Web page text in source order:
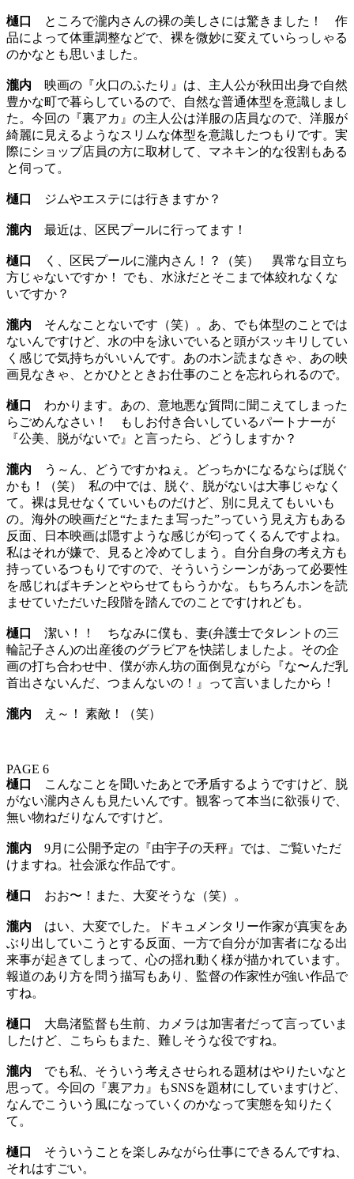
樋口
ところで瀧内さんの裸の美しさには驚きました！ 作
品によって体重調整などで、裸を微妙に変えていらっしゃる
のかなとも思いました。
瀧内 映画の『火口のふたり』は、主人公が秋田出身で自然
豊かな町で暮らしているので、自然な普通体型を意識しまし
た。今回の『裏アカ』の主人公は洋服の店員なので、洋服が
綺麗に見えるようなスリムな体型を意識したつもりです。実
際にショップ店員の方に取材して、マネキン的な役割もある
と伺って。
樋口 ジムやエステには行きますか？
瀧内 最近は、区民プールに行ってます！
樋口
く、区民プールに瀧内さん！？（笑） 異常な目立ち
方じゃないですか！ でも、水泳だとそこまで体絞れなくな
いですか？
瀧内 そんなことないです（笑）。あ、でも体型のことでは
ないんですけど、水の中を泳いでいると頭がスッキリしてい
く感じで気持ちがいいんです。あのホン読まなきゃ、あの映
画見なきゃ、とかひとときお仕事のことを忘れられるので。
樋口
わかります。あの、意地悪な質問に聞こえてしまった
らごめんなさい！ もしお付き合いしているパートナーが
『公美、脱がないで』と言ったら、どうしますか？
瀧内 う～ん、どうですかねぇ。どっちかになるならば脱ぐ
かも！（笑） 私の中では、脱ぐ、脱がないは大事じゃなく
て。裸は見せなくていいものだけど、別に見えてもいいも
の。海外の映画だと“たまたま写った”っていう見え方もある
反面、日本映画は隠すような感じが匂ってくるんですよね。
私はそれが嫌で、見ると冷めてしまう。自分自身の考え方も
持っているつもりですので、そういうシーンがあって必要性
を感じればキチンとやらせてもらうかな。もちろんホンを読
ませていただいた段階を踏んでのことですけれども。
樋口
潔い！！ ちなみに僕も、妻(弁護士でタレントの三
輪記子さん)の出産後のグラビアを快諾しましたよ。その企
画の打ち合わせ中、僕が赤ん坊の面倒見ながら『な〜んだ乳
首出さないんだ、つまんないの！』って言いましたから！
瀧内 え～！ 素敵！（笑）
PAGE 6
樋口
こんなことを聞いたあとで矛盾するようですけど、脱
がない瀧内さんも見たいんです。観客って本当に欲張りで、
無い物ねだりなんですけど。
瀧内 9月に公開予定の『由宇子の天秤』では、ご覧いただ
けますね。社会派な作品です。
樋口 おお〜！また、大変そうな（笑）。
瀧内 はい、大変でした。ドキュメンタリー作家が真実をあ
ぶり出していこうとする反面、一方で自分が加害者になる出
来事が起きてしまって、心の揺れ動く様が描かれています。
報道のあり方を問う描写もあり、監督の作家性が強い作品で
すね。
樋口
大島渚監督も生前、カメラは加害者だって言っていま
したけど、こちらもまた、難しそうな役ですね。
瀧内 でも私、そういう考えさせられる題材はやりたいなと
思って。今回の『裏アカ』もSNSを題材にしていますけど、
なんでこういう風になっていくのかなって実態を知りたく
て。
樋口
そういうことを楽しみながら仕事にできるんですね、
それはすごい。